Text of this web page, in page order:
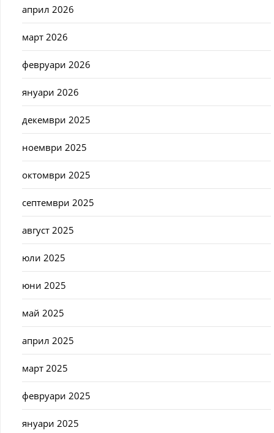
април 2026
март 2026
февруари 2026
януари 2026
декември 2025
ноември 2025
октомври 2025
септември 2025
август 2025
юли 2025
юни 2025
май 2025
април 2025
март 2025
февруари 2025
януари 2025